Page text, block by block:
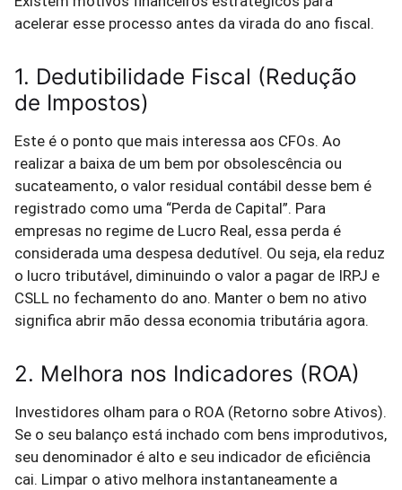
acelerar esse processo antes da virada do ano fiscal.
1. Dedutibilidade Fiscal (Redução
de Impostos)
Este é o ponto que mais interessa aos CFOs. Ao
realizar a baixa de um bem por obsolescência ou
sucateamento, o valor residual contábil desse bem é
registrado como uma “Perda de Capital”. Para
empresas no regime de Lucro Real, essa perda é
considerada uma despesa dedutível. Ou seja, ela reduz
o lucro tributável, diminuindo o valor a pagar de IRPJ e
CSLL no fechamento do ano. Manter o bem no ativo
significa abrir mão dessa economia tributária agora.
2. Melhora nos Indicadores (ROA)
Investidores olham para o ROA (Retorno sobre Ativos).
Se o seu balanço está inchado com bens improdutivos,
seu denominador é alto e seu indicador de eficiência
cai. Limpar o ativo melhora instantaneamente a